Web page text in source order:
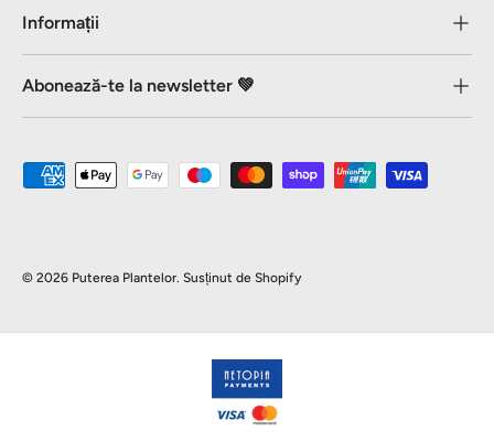
Informații
Abonează-te la newsletter 💚
Metode de plată acceptate
© 2026 Puterea Plantelor. Susținut de Shopify